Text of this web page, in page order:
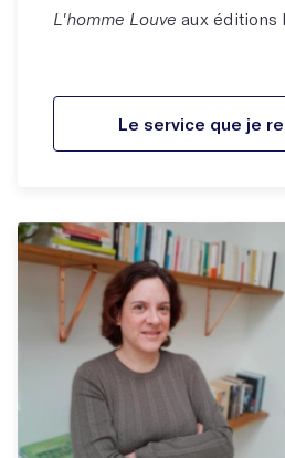
L'homme Louve aux éditions
Le service que je